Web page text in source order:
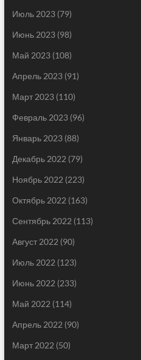
Июль 2023(79)
Июнь 2023(98)
Май 2023(108)
Апрель 2023(91)
Март 2023(110)
Февраль 2023(96)
Январь 2023(88)
Декабрь 2022 (79)
Ноябрь 2022 (223)
Октябрь 2022 (163)
Сентябрь 2022 (113)
Август 2022 (90)
Июль 2022 (123)
Июнь 2022 (233)
Май 2022 (114)
Апрель 2022 (90)
Март 2022 (50)